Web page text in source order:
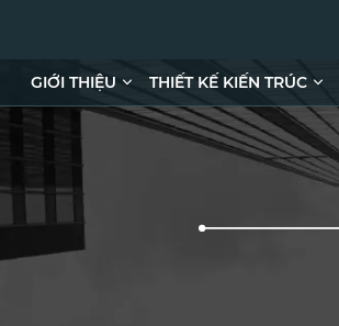
GIỚI THIỆU THIẾT KẾ KIẾN TRÚC